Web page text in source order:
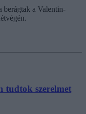
berágtak a Valentin-
tudtok szerelmet